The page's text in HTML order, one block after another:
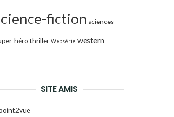
fiction sciences
héro thriller Websérie western
SITE AMIS